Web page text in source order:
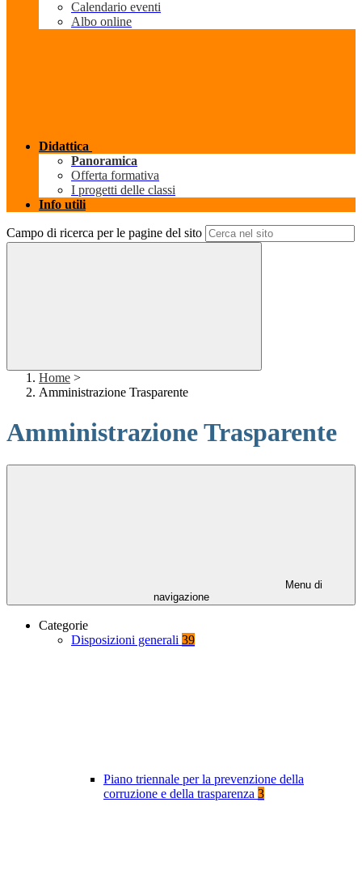
Calendario eventi
Albo online
Didattica
Panoramica
Offerta formativa
I progetti delle classi
Info utili
Campo di ricerca per le pagine del sito
Home >
Amministrazione Trasparente
Amministrazione Trasparente
Menu di
navigazione
Categorie
Disposizioni generali 39
Piano triennale per la prevenzione della
corruzione e della trasparenza 3